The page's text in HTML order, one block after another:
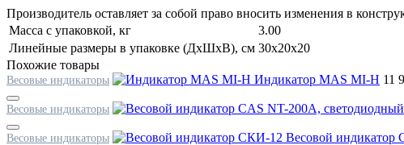
Производитель оставляет за собой право вносить изменения в
Масса с упаковкой, кг
3.00
Линейные размеры в упаковке (ДxШxВ), см 30x20x20
Похожие товары
Весовые индикаторы Индикатор MAS MI-H 11
Весовые индикаторы
Весовые индикаторы Весовой индикатор